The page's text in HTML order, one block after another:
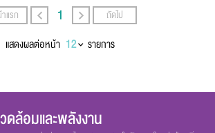
แรก 1 ถัดไป
แสดงผลต่อหน้า รายการ
ดล้อมและพลังงาน